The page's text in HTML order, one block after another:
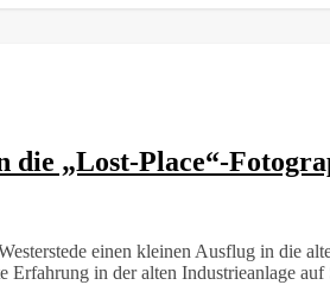
die „Lost-Place“-
einen kleinen Ausflug in die
Erfahrung in der alten Industrieanlage auf